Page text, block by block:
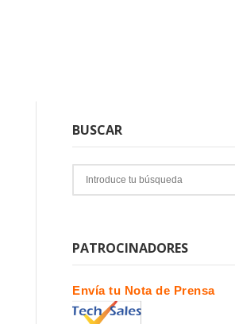
BUSCAR
PATROCINADORES
Envía tu Nota de Prensa